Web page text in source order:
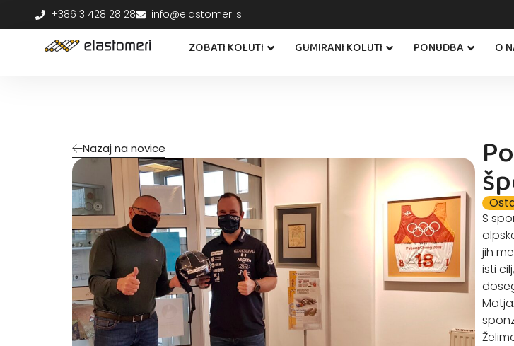
+386 3 428 28 28 info@elastomeri.si
ZOBATI KOLUTI GUMIRANI KOLUTI PONUDBA O
Nazaj na novice
S
jih
isti